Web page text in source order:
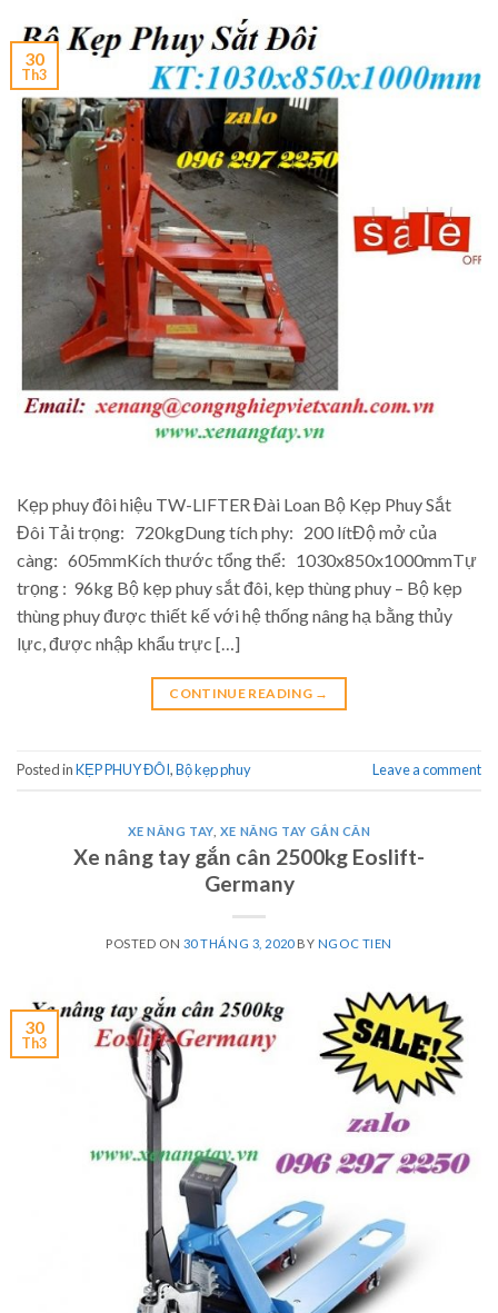
30
Th3
Kẹp phuy đôi hiệu TW-LIFTER Đài Loan Bộ Kẹp Phuy Sắt
Đôi Tải trọng: 720kgDung tích phy: 200 lítĐộ mở của
càng: 605mmKích thước tổng thể: 1030x850x1000mmTự
trọng : 96kg Bộ kẹp phuy sắt đôi, kẹp thùng phuy – Bộ kẹp
thùng phuy được thiết kế với hệ thống nâng hạ bằng thủy
lực, được nhập khẩu trực […]
CONTINUE READING →
Posted inKẸP PHUY ĐÔI,Bộ kẹp phuy Leave a comment
XE NÂNG TAY, XE NÂNG TAY GẮN CÂN
Xe nâng tay gắn cân 2500kg Eoslift-
Germany
POSTED ON 30 THÁNG 3, 2020BY NGOC TIEN
30
Th3